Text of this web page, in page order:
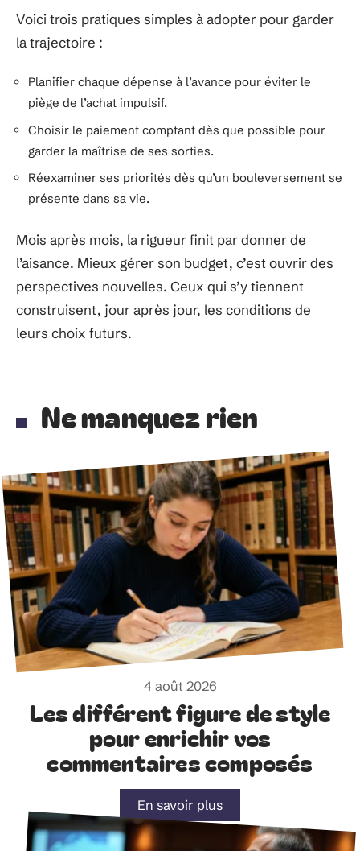
Voici trois pratiques simples à adopter pour garder
la trajectoire :
Planifier chaque dépense à l’avance pour éviter le
piège de l’achat impulsif.
Choisir le paiement comptant dès que possible pour
garder la maîtrise de ses sorties.
Réexaminer ses priorités dès qu’un bouleversement se
présente dans sa vie.
Mois après mois, la rigueur finit par donner de
l’aisance. Mieux gérer son budget, c’est ouvrir des
perspectives nouvelles. Ceux qui s’y tiennent
construisent, jour après jour, les conditions de
leurs choix futurs.
Ne manquez rien
4 août 2026
Les différent figure de style
pour enrichir vos
commentaires composés
En savoir plus